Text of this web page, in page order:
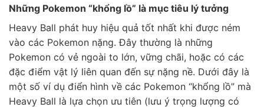
Những Pokemon “khổng lồ” là mục tiêu lý tưởng
Heavy Ball phát huy hiệu quả tốt nhất khi được ném
vào các Pokemon nặng. Đây thường là những
Pokemon có vẻ ngoài to lớn, vững chãi, hoặc có các
đặc điểm vật lý liên quan đến sự nặng nề. Dưới đây là
một số ví dụ điển hình về các Pokemon “khổng lồ” mà
Heavy Ball là lựa chọn ưu tiên (lưu ý trọng lượng có